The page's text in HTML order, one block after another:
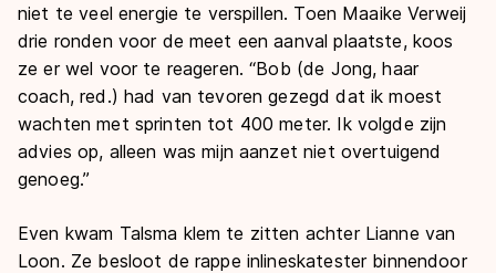
niet te veel energie te verspillen. Toen Maaike Verweij
drie ronden voor de meet een aanval plaatste, koos
ze er wel voor te reageren. “Bob (de Jong, haar
coach, red.) had van tevoren gezegd dat ik moest
wachten met sprinten tot 400 meter. Ik volgde zijn
advies op, alleen was mijn aanzet niet overtuigend
genoeg.”
Even kwam Talsma klem te zitten achter Lianne van
Loon. Ze besloot de rappe inlineskatester binnendoor